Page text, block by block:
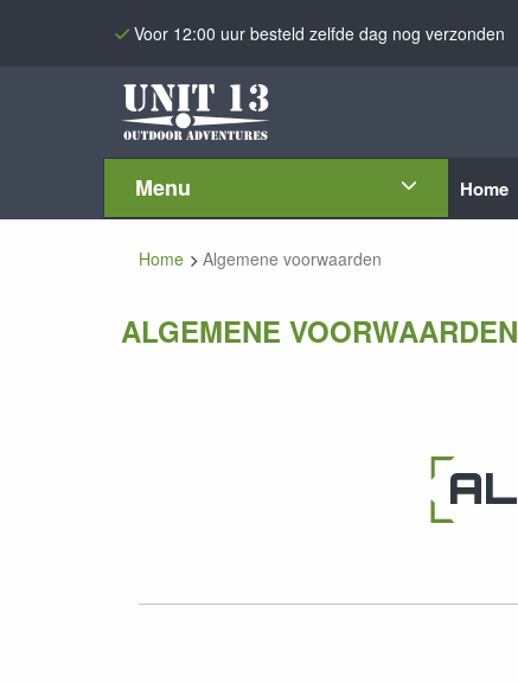
Voor 12:00 uur besteld zelfde dag nog verzonden
Menu Home
Home Algemene voorwaarden
ALGEMENE VOORWAARDEN